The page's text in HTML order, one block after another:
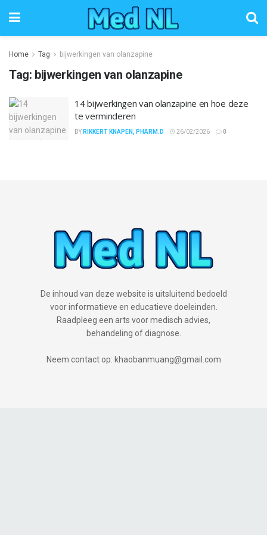
Home Tag bijwerkingen van olanzapine
Tag: bijwerkingen van olanzapine
14 bijwerkingen van olanzapine en hoe deze
te verminderen
BY RIKKERT KNAPEN, PHARM.D 26/02/2026 0
De inhoud van deze website is uitsluitend bedoeld
voor informatieve en educatieve doeleinden.
Raadpleeg een arts voor medisch advies,
behandeling of diagnose.
Neem contact op: khaobanmuang@gmail.com